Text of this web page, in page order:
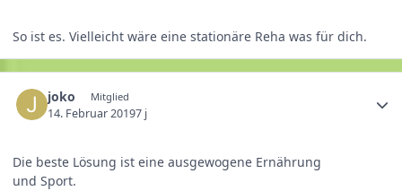
So ist es. Vielleicht wäre eine stationäre Reha was für dich.
joko Mitglied
14. Februar 20197 j
Die beste Lösung ist eine ausgewogene Ernährung
und Sport.